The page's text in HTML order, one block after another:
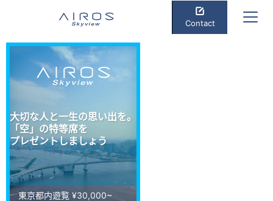
Contact
大切な人と一生の思い出を。
「空」の特等席を
プレゼントしましょう
東京都内遊覧 ¥30,000~